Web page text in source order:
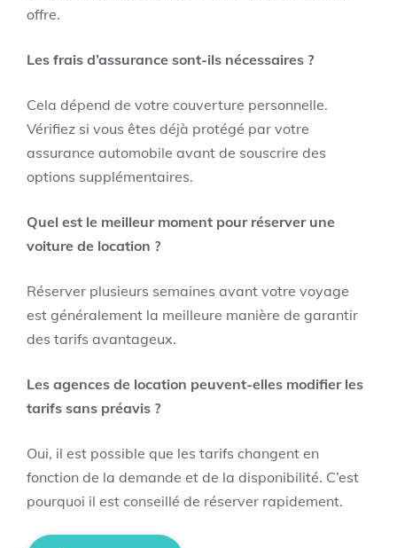
offre.
Les frais d’assurance sont-ils nécessaires ?
Cela dépend de votre couverture personnelle.
Vérifiez si vous êtes déjà protégé par votre
assurance automobile avant de souscrire des
options supplémentaires.
Quel est le meilleur moment pour réserver une
voiture de location ?
Réserver plusieurs semaines avant votre voyage
est généralement la meilleure manière de garantir
des tarifs avantageux.
Les agences de location peuvent-elles modifier les
tarifs sans préavis ?
Oui, il est possible que les tarifs changent en
fonction de la demande et de la disponibilité. C’est
pourquoi il est conseillé de réserver rapidement.